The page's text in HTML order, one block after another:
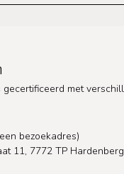
gecertificeerd met
bezoekadres)
11, 7772 TP Hardenberg